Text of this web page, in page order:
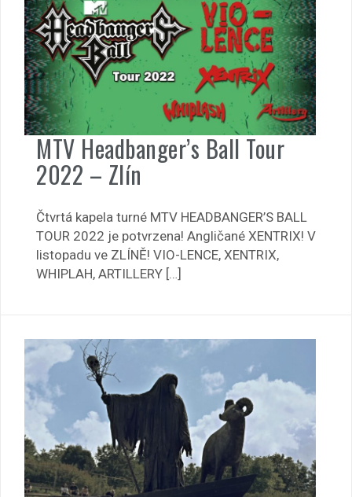
MTV Headbanger’s Ball Tour
2022 – Zlín
Čtvrtá kapela turné MTV HEADBANGER’S BALL
TOUR 2022 je potvrzena! Angličané XENTRIX! V
listopadu ve ZLÍNĚ! VIO-LENCE, XENTRIX,
WHIPLAH, ARTILLERY […]